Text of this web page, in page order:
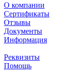
О компании
Сертификаты
Отзывы
Документы
Информация
Реквизиты
Помощь